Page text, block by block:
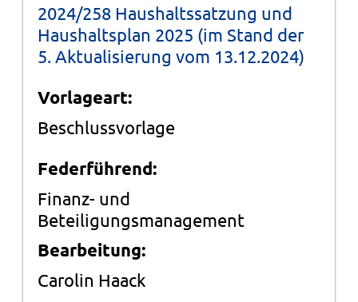
2024/258 Haushaltssatzung und
Haushaltsplan 2025 (im Stand der
5. Aktualisierung vom 13.12.2024)
Vorlageart:
Beschlussvorlage
Federführend:
Finanz- und
Beteiligungsmanagement
Bearbeitung:
Carolin Haack